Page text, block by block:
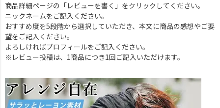
商品詳細ページの「レビューを書く」をクリックしてください。
ニックネームをご記入ください。
おすすめ度を5段階から選択していただき、本文に商品の感想やご要
望をご記入ください。
よろしければプロフィールをご記入ください。
※レビュー投稿は、1商品につき1回ご記入いただけます。